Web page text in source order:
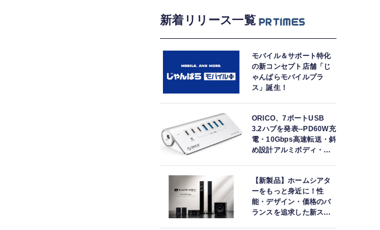
新着リリース一覧
モバイル＆サポート特化
の新コンセプト店舗「じ
ゃんぱらモバイルプラ
ス」誕生！
ORICO、7ポートUSB
3.2ハブを発表--PD60W充
電・10Gbps高速転送・斜
め設計アルミボディ・セ
【新製品】ホームシアタ
ーをもっと身近に！性
能・デザイン・価格のバ
ランスを追求した新スピ